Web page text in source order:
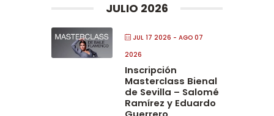
JULIO 2026
JUL 17 2026 - AGO 07
2026
Inscripción
Masterclass Bienal
de Sevilla – Salomé
Ramírez y Eduardo